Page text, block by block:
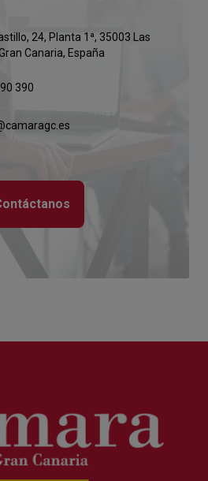
24, Planta 1ª, 35003 Las
Canaria, España
390